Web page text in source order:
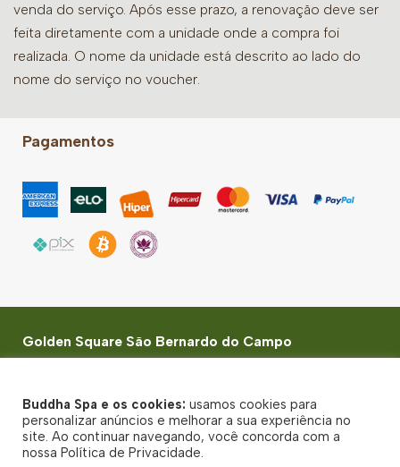
venda do serviço. Após esse prazo, a renovação deve ser
feita diretamente com a unidade onde a compra foi
realizada. O nome da unidade está descrito ao lado do
nome do serviço no voucher.
Pagamentos
Golden Square São Bernardo do Campo
© Buddha Spa 2026 - Todos direitos reservados
Política de Privacidade
Buddha Spa e os cookies: usamos cookies para
personalizar anúncios e melhorar a sua experiência no
site. Ao continuar navegando, você concorda com a
nossa Política de Privacidade.